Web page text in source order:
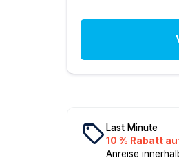
local_offerLast Minute
10 % Rabatt
Anreise